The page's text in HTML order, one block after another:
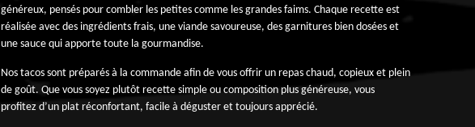
généreux, pensés pour combler les petites comme les grandes faims. Chaque recette est
réalisée avec des ingrédients frais, une viande savoureuse, des garnitures bien dosées et
une sauce qui apporte toute la gourmandise.
Nos tacos sont préparés à la commande afin de vous offrir un repas chaud, copieux et plein
de goût. Que vous soyez plutôt recette simple ou composition plus généreuse, vous
profitez d’un plat réconfortant, facile à déguster et toujours apprécié.